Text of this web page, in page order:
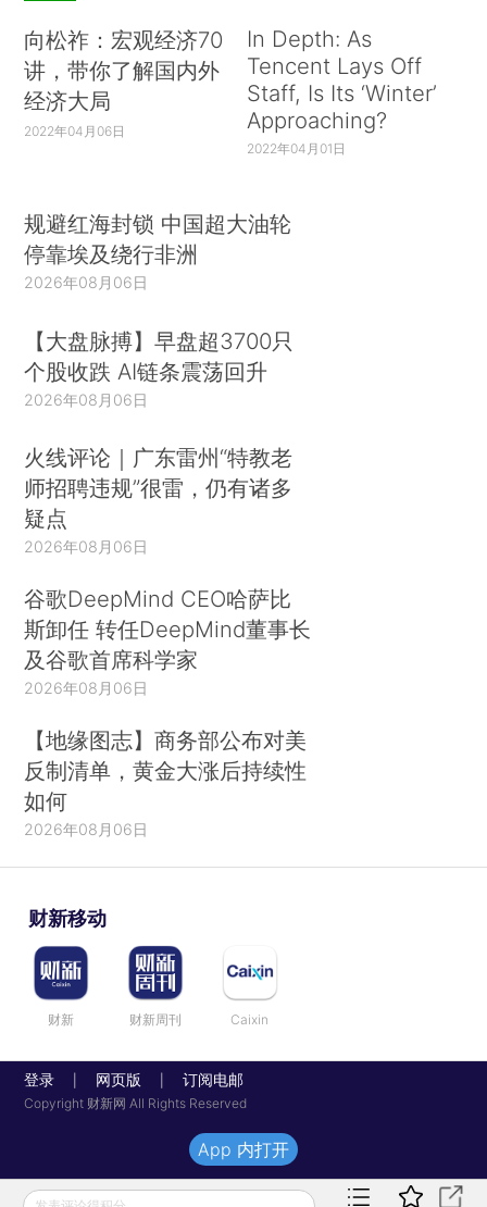
向松祚：宏观经济70
讲，带你了解国内外
经济大局
2022年04月06日
In Depth: As
Tencent Lays Off
Staff, Is Its ‘Winter’
Approaching?
2022年04月01日
规避红海封锁 中国超大油轮
停靠埃及绕行非洲
2026年08月06日
【大盘脉搏】早盘超3700只
个股收跌 AI链条震荡回升
2026年08月06日
火线评论｜广东雷州“特教老
师招聘违规”很雷，仍有诸多
疑点
2026年08月06日
谷歌DeepMind CEO哈萨比
斯卸任 转任DeepMind董事长
及谷歌首席科学家
2026年08月06日
【地缘图志】商务部公布对美
反制清单，黄金大涨后持续性
如何
2026年08月06日
财新移动
财新 财新周刊 Caixin
登录 网页版 订阅电邮
Copyright 财新网 All Rights Reserved
App 内打开